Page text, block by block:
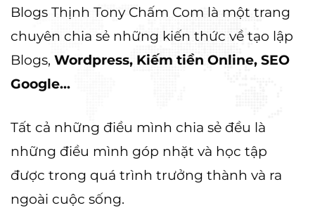
Blogs Thịnh Tony Chấm Com là một trang
chuyên chia sẻ những kiến thức về tạo lập
Blogs, Wordpress, Kiếm tiền Online, SEO
Google...
Tất cả những điều mình chia sẻ đều là
những điều mình góp nhặt và học tập
được trong quá trình trưởng thành và ra
ngoài cuộc sống.